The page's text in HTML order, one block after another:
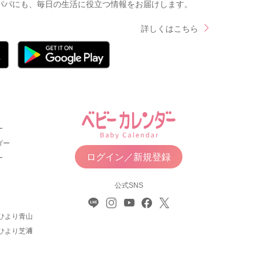
にも、毎日の生活に役立つ情報をお届けします。
詳しくはこちら
ー
より青山
より芝浦
ログイン／新規登録
公式SNS